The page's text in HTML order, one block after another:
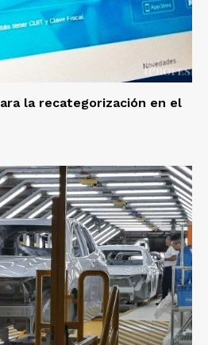
la recategorización en el